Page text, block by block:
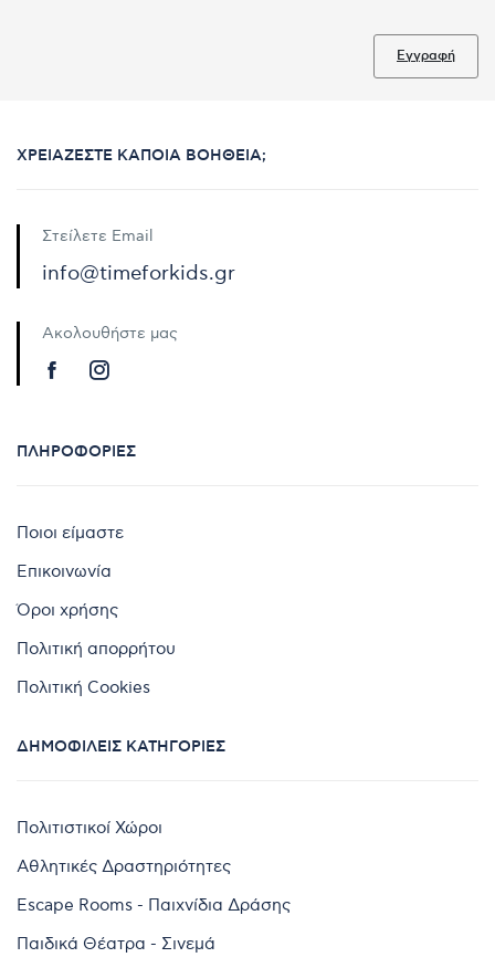
Εγγραφή
ΧΡΕΙΆΖΕΣΤΕ ΚΆΠΟΙΑ ΒΟΉΘΕΙΑ;
Στείλετε Email
info@timeforkids.gr
Ακολουθήστε μας
ΠΛΗΡΟΦΟΡΊΕΣ
Ποιοι είμαστε
Επικοινωνία
Όροι χρήσης
Πολιτική απορρήτου
Πολιτική Cookies
ΔΗΜΟΦΙΛΕΊΣ ΚΑΤΗΓΟΡΊΕΣ
Πολιτιστικοί Χώροι
Αθλητικές Δραστηριότητες
Escape Rooms - Παιχνίδια Δράσης
Παιδικά Θέατρα - Σινεμά